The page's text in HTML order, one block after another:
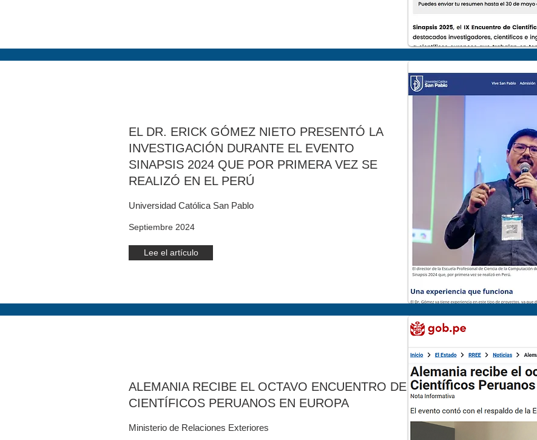
EL DR. ERICK GÓMEZ NIETO PRESENTÓ LA
INVESTIGACIÓN DURANTE EL EVENTO
SINAPSIS 2024 QUE POR PRIMERA VEZ SE
REALIZÓ EN EL PERÚ
Universidad Católica San Pablo
Septiembre 2024
Lee el artículo
ALEMANIA RECIBE EL OCTAVO ENCUENTRO DE
CIENTÍFICOS PERUANOS EN EUROPA
Ministerio de Relaciones Exteriores